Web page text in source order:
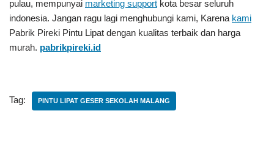
pulau, mempunyai marketing support kota besar seluruh
indonesia. Jangan ragu lagi menghubungi kami, Karena kami
Pabrik Pireki Pintu Lipat dengan kualitas terbaik dan harga
murah. pabrikpireki.id
Tag: PINTU LIPAT GESER SEKOLAH MALANG